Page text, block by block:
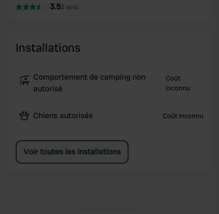
3.52 avis
Installations
Comportement de camping non
autorisé
Coût
inconnu
Chiens autorisés Coût inconnu
Voir toutes les installations